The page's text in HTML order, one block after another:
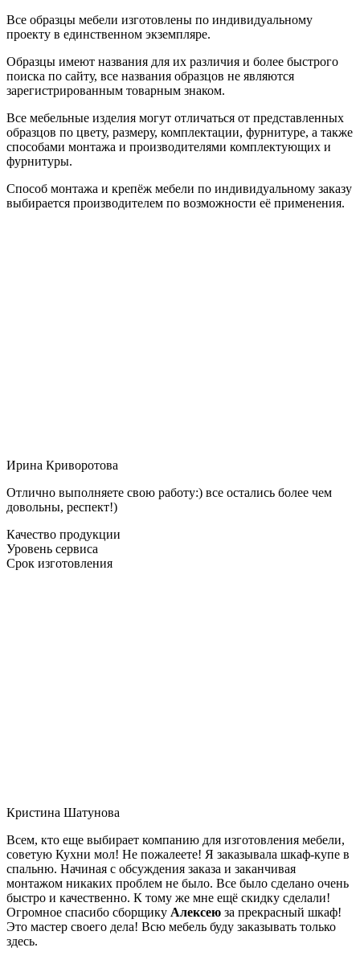
Все образцы мебели изготовлены по индивидуальному
проекту в единственном экземпляре.
Образцы имеют названия для их различия и более быстрого
поиска по сайту, все названия образцов не являются
зарегистрированным товарным знаком.
Все мебельные изделия могут отличаться от представленных
образцов по цвету, размеру, комплектации, фурнитуре, а также
способами монтажа и производителями комплектующих и
фурнитуры.
Способ монтажа и крепёж мебели по индивидуальному заказу
выбирается производителем по возможности её применения.
Ирина Криворотова
Отлично выполняете свою работу:) все остались более чем
довольны, респект!)
Качество продукции
Уровень сервиса
Срок изготовления
Кристина Шатунова
Всем, кто еще выбирает компанию для изготовления мебели,
советую Кухни мол! Не пожалеете! Я заказывала шкаф-купе в
спальню. Начиная с обсуждения заказа и заканчивая
монтажом никаких проблем не было. Все было сделано очень
быстро и качественно. К тому же мне ещё скидку сделали!
Огромное спасибо сборщику Алексею за прекрасный шкаф!
Это мастер своего дела! Всю мебель буду заказывать только
здесь.